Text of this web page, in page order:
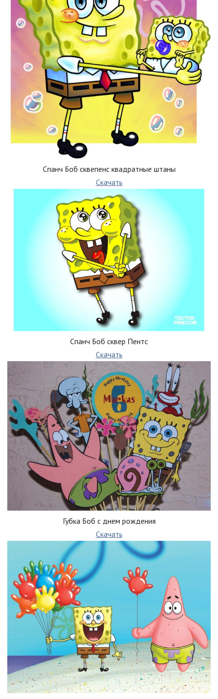
Спанч Боб сквепенс квадратные штаны
Скачать
Спанч Боб сквер Пентс
Скачать
Губка Боб с днем рождения
Скачать